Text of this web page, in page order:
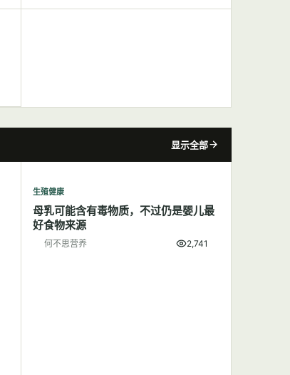
显示全部
生殖健康
母乳可能含有毒物质，不过仍是婴儿最
好食物来源
何不思营养 2,741